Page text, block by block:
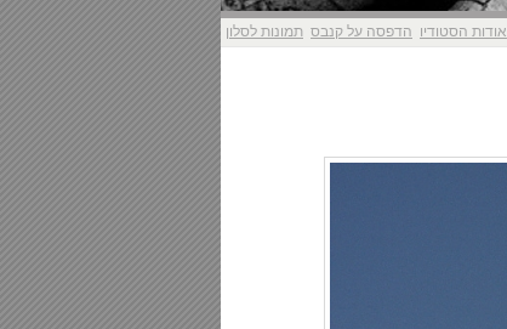
אודות הסטודיו הדפסה על קנבס תמונות לסלון